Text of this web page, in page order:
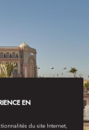
EN
du site Internet,